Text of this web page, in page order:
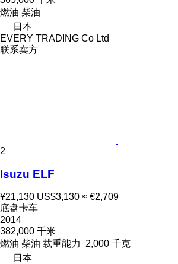
燃油 柴油
日本
EVERY TRADING Co Ltd
联系卖方
2
Isuzu ELF
¥21,130 US$3,130 ≈ €2,709
底盘卡车
2014
382,000 千米
燃油 柴油 载重能力
2,000 千克
日本